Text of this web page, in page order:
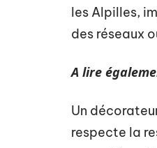
les Alpilles,
des réseaux
A lire
Un
respecte la